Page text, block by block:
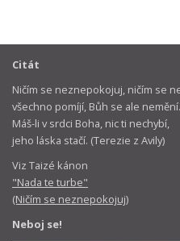
Citát
Ničím se neznepokojuj, ničím se
všechno pomíjí, Bůh se ale nemění.
Máš-li v srdci Boha, nic ti nechybí,
jeho láska stačí. (Terezie z Avily)
Viz Taizé kánon
"Nada te turbe"
(Ničím se neznepokojuj)
Neboj se!